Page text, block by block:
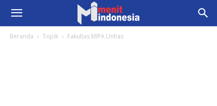
Beranda Topik Fakultas MIPA Unhas